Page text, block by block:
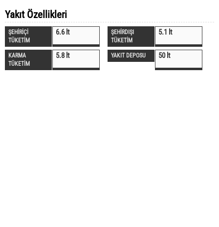
Yakıt Özellikleri
ŞEHİRİÇİ
TÜKETİM
6.6 lt
ŞEHİRDIŞI
TÜKETİM
5.1 lt
KARMA
TÜKETİM
5.8 lt YAKIT DEPOSU 50 lt